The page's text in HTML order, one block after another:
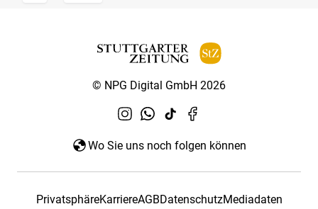
© NPG Digital GmbH 2026
Wo Sie uns noch folgen können
PrivatsphäreKarriereAGBDatenschutzMediadaten